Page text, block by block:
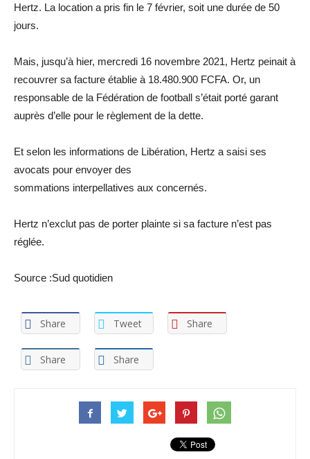
Hertz. La location a pris fin le 7 février, soit une durée de 50
jours.
Mais, jusqu’à hier, mercredi 16 novembre 2021, Hertz peinait à
recouvrer sa facture établie à 18.480.900 FCFA. Or, un
responsable de la Fédération de football s’était porté garant
auprès d’elle pour le règlement de la dette.
Et selon les informations de Libération, Hertz a saisi ses
avocats pour envoyer des
sommations interpellatives aux concernés.
Hertz n’exclut pas de porter plainte si sa facture n’est pas
réglée.
Source :Sud quotidien
Share Tweet Share
Share Share